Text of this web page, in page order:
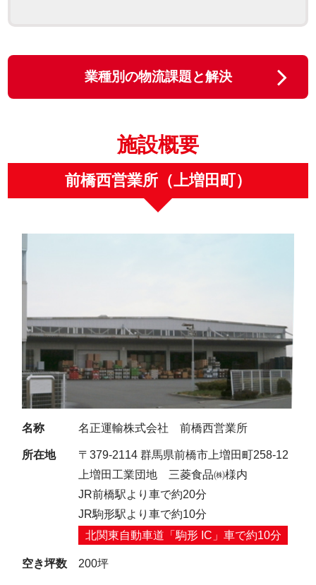
業種別の物流課題と解決
施設概要
前橋西営業所（上増田町）
名称 名正運輸株式会社 前橋西営業所
所在地
〒379-2114 群馬県前橋市上増田町258-12
上増田工業団地 三菱食品㈱様内
JR前橋駅より車で約20分
JR駒形駅より車で約10分
北関東自動車道「駒形 IC」車で約10分
空き坪数 200坪